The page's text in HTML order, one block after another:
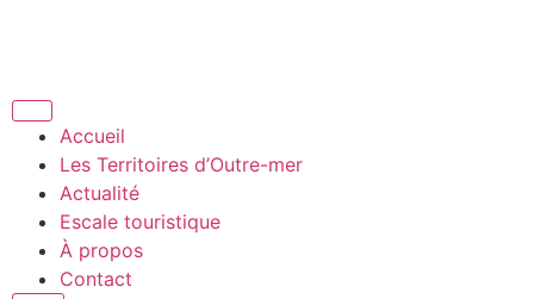
Accueil
Les Territoires d’Outre-mer
Actualité
Escale touristique
À propos
Contact